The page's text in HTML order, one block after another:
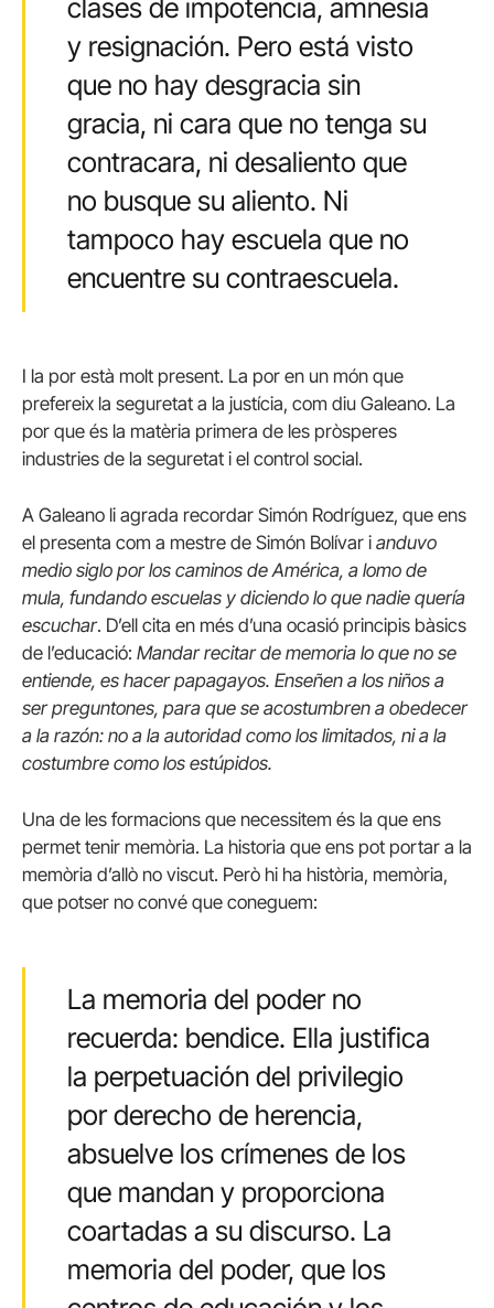
clases de impotencia, amnesia
y resignación. Pero está visto
que no hay desgracia sin
gracia, ni cara que no tenga su
contracara, ni desaliento que
no busque su aliento. Ni
tampoco hay escuela que no
encuentre su contraescuela.
I la por està molt present. La por en un món que
prefereix la seguretat a la justícia, com diu Galeano. La
por que és la matèria primera de les pròsperes
industries de la seguretat i el control social.
A Galeano li agrada recordar Simón Rodríguez, que ens
el presenta com a mestre de Simón Bolívar i anduvo
medio siglo por los caminos de América, a lomo de
mula, fundando escuelas y diciendo lo que nadie quería
escuchar. D’ell cita en més d’una ocasió principis bàsics
de l’educació: Mandar recitar de memoria lo que no se
entiende, es hacer papagayos. Enseñen a los niños a
ser preguntones, para que se acostumbren a obedecer
a la razón: no a la autoridad como los limitados, ni a la
costumbre como los estúpidos.
Una de les formacions que necessitem és la que ens
permet tenir memòria. La historia que ens pot portar a la
memòria d’allò no viscut. Però hi ha història, memòria,
que potser no convé que coneguem:
La memoria del poder no
recuerda: bendice. Ella justifica
la perpetuación del privilegio
por derecho de herencia,
absuelve los crímenes de los
que mandan y proporciona
coartadas a su discurso. La
memoria del poder, que los